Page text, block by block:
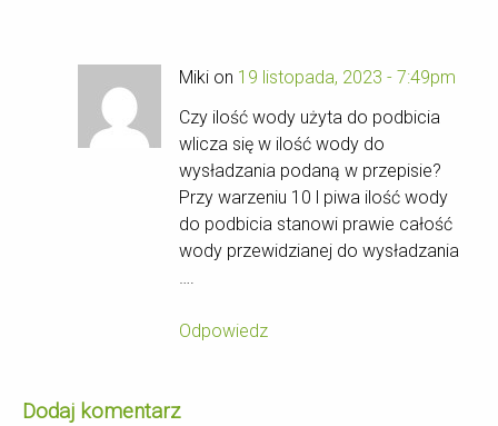
Miki on 19 listopada, 2023 - 7:49pm
Czy ilość wody użyta do podbicia
wlicza się w ilość wody do
wysładzania podaną w przepisie?
Przy warzeniu 10 l piwa ilość wody
do podbicia stanowi prawie całość
wody przewidzianej do wysładzania
….
Odpowiedz
Dodaj komentarz